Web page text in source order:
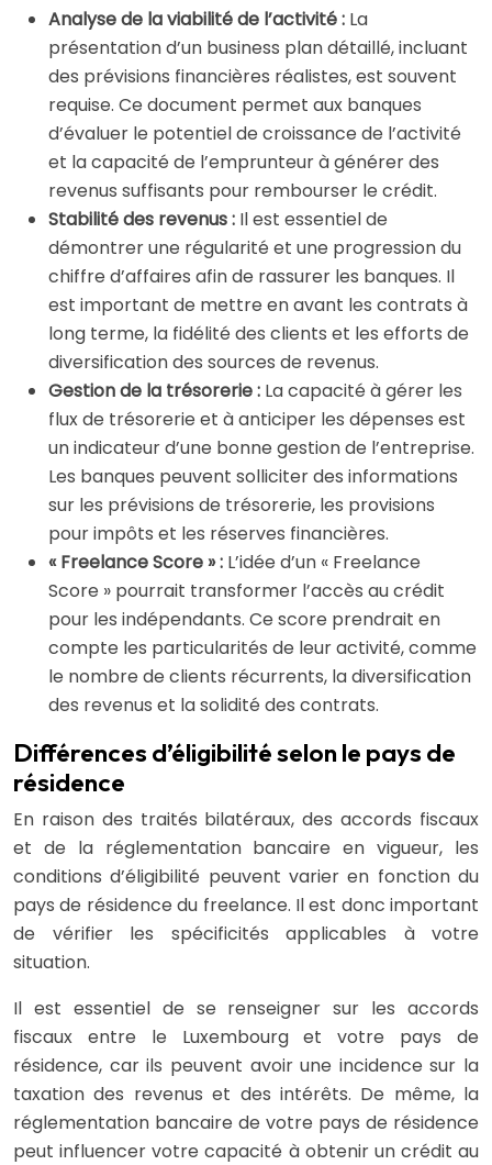
Analyse de la viabilité de l’activité : La
présentation d’un business plan détaillé, incluant
des prévisions financières réalistes, est souvent
requise. Ce document permet aux banques
d’évaluer le potentiel de croissance de l’activité
et la capacité de l’emprunteur à générer des
revenus suffisants pour rembourser le crédit.
Stabilité des revenus : Il est essentiel de
démontrer une régularité et une progression du
chiffre d’affaires afin de rassurer les banques. Il
est important de mettre en avant les contrats à
long terme, la fidélité des clients et les efforts de
diversification des sources de revenus.
Gestion de la trésorerie : La capacité à gérer les
flux de trésorerie et à anticiper les dépenses est
un indicateur d’une bonne gestion de l’entreprise.
Les banques peuvent solliciter des informations
sur les prévisions de trésorerie, les provisions
pour impôts et les réserves financières.
« Freelance Score » : L’idée d’un « Freelance
Score » pourrait transformer l’accès au crédit
pour les indépendants. Ce score prendrait en
compte les particularités de leur activité, comme
le nombre de clients récurrents, la diversification
des revenus et la solidité des contrats.
Différences d’éligibilité selon le pays de
résidence
En raison des traités bilatéraux, des accords fiscaux
et de la réglementation bancaire en vigueur, les
conditions d’éligibilité peuvent varier en fonction du
pays de résidence du freelance. Il est donc important
de vérifier les spécificités applicables à votre
situation.
Il est essentiel de se renseigner sur les accords
fiscaux entre le Luxembourg et votre pays de
résidence, car ils peuvent avoir une incidence sur la
taxation des revenus et des intérêts. De même, la
réglementation bancaire de votre pays de résidence
peut influencer votre capacité à obtenir un crédit au